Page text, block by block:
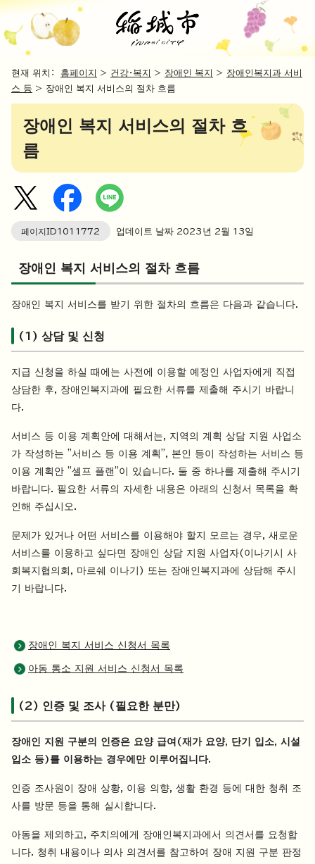
현재 위치： 홈페이지 > 건강・복지 > 장애인 복지 > 장애인복지과 서비
스 등 > 장애인 복지 서비스의 절차 흐름
장애인 복지 서비스의 절차 흐
름
페이지ID1011772 업데이트 날짜 2023 년 2월 13일
장애인 복지 서비스의 절차 흐름
장애인 복지 서비스를 받기 위한 절차의 흐름은 다음과 같습니다.
(1) 상담 및 신청
지급 신청을 하실 때에는 사전에 이용할 예정인 사업자에게 직접
상담한 후, 장애인복지과에 필요한 서류를 제출해 주시기 바랍니
다.
서비스 등 이용 계획안에 대해서는, 지역의 계획 상담 지원 사업소
가 작성하는 "서비스 등 이용 계획", 본인 등이 작성하는 서비스 등
이용 계획안 "셀프 플랜"이 있습니다. 둘 중 하나를 제출해 주시기
바랍니다. 필요한 서류의 자세한 내용은 아래의 신청서 목록을 확
인해 주십시오.
문제가 있거나 어떤 서비스를 이용해야 할지 모르는 경우, 새로운
서비스를 이용하고 싶다면 장애인 상담 지원 사업자(이나기시 사
회복지협의회, 마르쉐 이나기) 또는 장애인복지과에 상담해 주시
기 바랍니다.
장애인 복지 서비스 신청서 목록
아동 통소 지원 서비스 신청서 목록
(2) 인증 및 조사 (필요한 분만)
장애인 지원 구분의 인증은 요양 급여(재가 요양, 단기 입소, 시설
입소 등)를 이용하는 경우에만 이루어집니다.
인증 조사원이 장애 상황, 이용 의향, 생활 환경 등에 대한 청취 조
사를 방문 등을 통해 실시합니다.
아동을 제외하고, 주치의에게 장애인복지과에서 의견서를 요청합
니다. 청취 내용이나 의사 의견서를 참고하여 장애 지원 구분 판정